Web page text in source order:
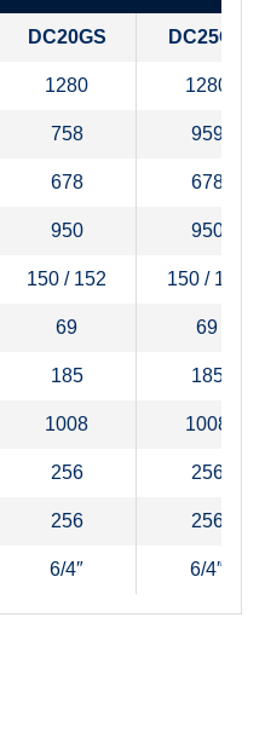
DC20GS DC25GS
1280 1280
758 959
678 678
950 950
150 / 152 150 / 152
69 69
185 185
1008 1008
256 256
256 256
6/4″ 6/4″